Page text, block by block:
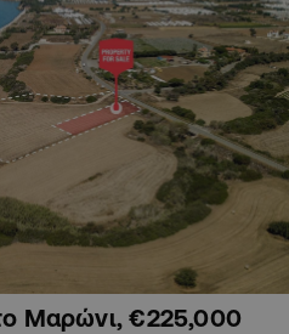
Μαρώνι, €225,000